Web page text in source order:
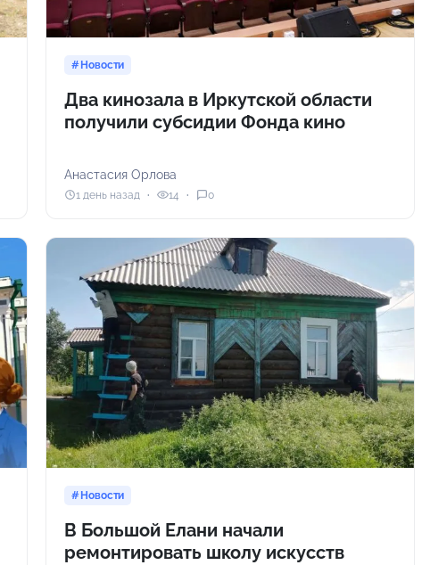
Новости
Два кинозала в Иркутской области
получили субсидии Фонда кино
Анастасия Орлова
1 день назад 14 0
Новости
В Большой Елани начали
ремонтировать школу искусств